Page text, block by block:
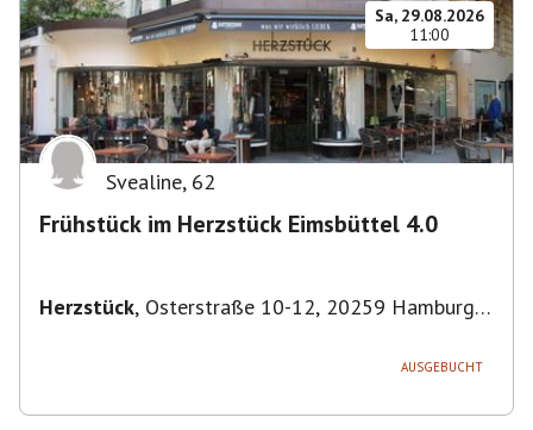
Sa, 29.08.2026
11:00
Svealine, 62
Frühstück im Herzstück Eimsbüttel 4.0
Herzstück, Osterstraße 10-12, 20259 Hamburg-
AUSGEBUCHT